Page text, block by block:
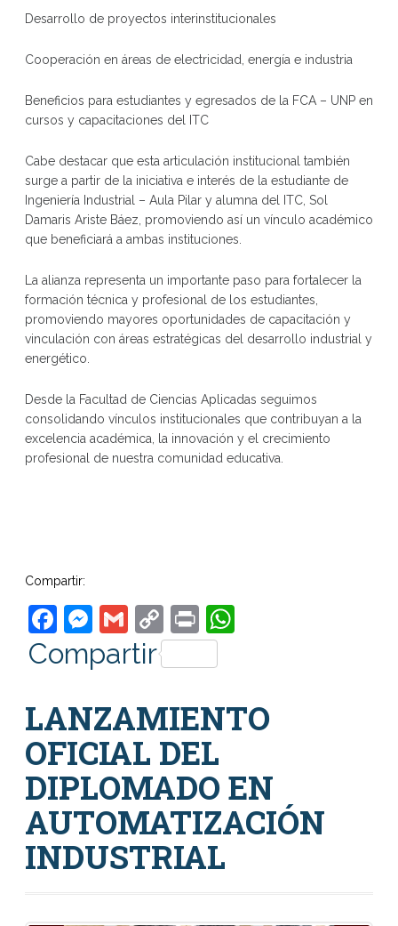
Desarrollo de proyectos interinstitucionales
Cooperación en áreas de electricidad, energía e industria
Beneficios para estudiantes y egresados de la FCA – UNP en
cursos y capacitaciones del ITC
Cabe destacar que esta articulación institucional también
surge a partir de la iniciativa e interés de la estudiante de
Ingeniería Industrial – Aula Pilar y alumna del ITC, Sol
Damaris Ariste Báez, promoviendo así un vínculo académico
que beneficiará a ambas instituciones.
La alianza representa un importante paso para fortalecer la
formación técnica y profesional de los estudiantes,
promoviendo mayores oportunidades de capacitación y
vinculación con áreas estratégicas del desarrollo industrial y
energético.
Desde la Facultad de Ciencias Aplicadas seguimos
consolidando vínculos institucionales que contribuyan a la
excelencia académica, la innovación y el crecimiento
profesional de nuestra comunidad educativa.
Compartir:
Facebook
Messenger
Gmail
Copy
Link
PrintWhatsApp
Compartir
LANZAMIENTO
OFICIAL DEL
DIPLOMADO EN
AUTOMATIZACIÓN
INDUSTRIAL